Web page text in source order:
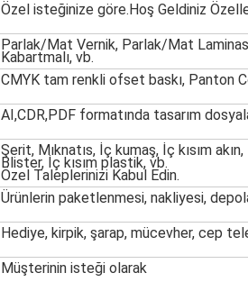
Özel isteğinize göre.Hoş Geldiniz
Parlak/Mat Vernik, Parlak/Mat
Kabartmalı, vb.
CMYK tam renkli ofset baskı, Panton
AI,CDR,PDF formatında tasarım
Şerit, Mıknatıs, İç kumaş, İç kısım
Blister, İç kısım plastik, vb.
Özel Taleplerinizi Kabul Edin.
Ürünlerin paketlenmesi, nakliyesi,
Hediye, kirpik, şarap, mücevher, cep
Müşterinin isteği olarak